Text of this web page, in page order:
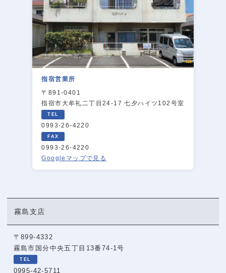
指宿営業所
〒891-0401
指宿市大牟礼二丁目24-17 七夕ハイツ102号室
0993-26-4220
0993-26-4220
Googleマップで見る
霧島支店
〒899-4332
霧島市国分中央五丁目13番74‐1号
0995-42-5711